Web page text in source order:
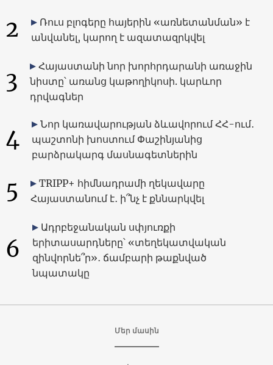
2
Ռուս բլոգերը հայերին «առնետանման» է
անվանել, կարող է ազատազրկվել
3
Հայաստանի նոր խորհրդարանի առաջին
նիստը՝ առանց կաթողիկոսի. կարևոր
դրվագներ
4
Նոր կառավարության ձևավորում ՀՀ-ում․
պաշտոնի խոստում Փաշինյանից
բարձրակարգ մասնագետներին
5
TRIPP+ հիմնադրամի ղեկավարը
Հայաստանում է․ ի՞նչ է քննարկվել
6
Ադրբեջանական սփյուռքի
երիտասարդները՝ «տեղեկատվական
զինվորնե՞ր»․ ճամբարի թաքնված
նպատակը
Մեր մասին